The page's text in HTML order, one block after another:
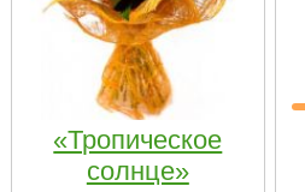
«Тропическое
солнце»